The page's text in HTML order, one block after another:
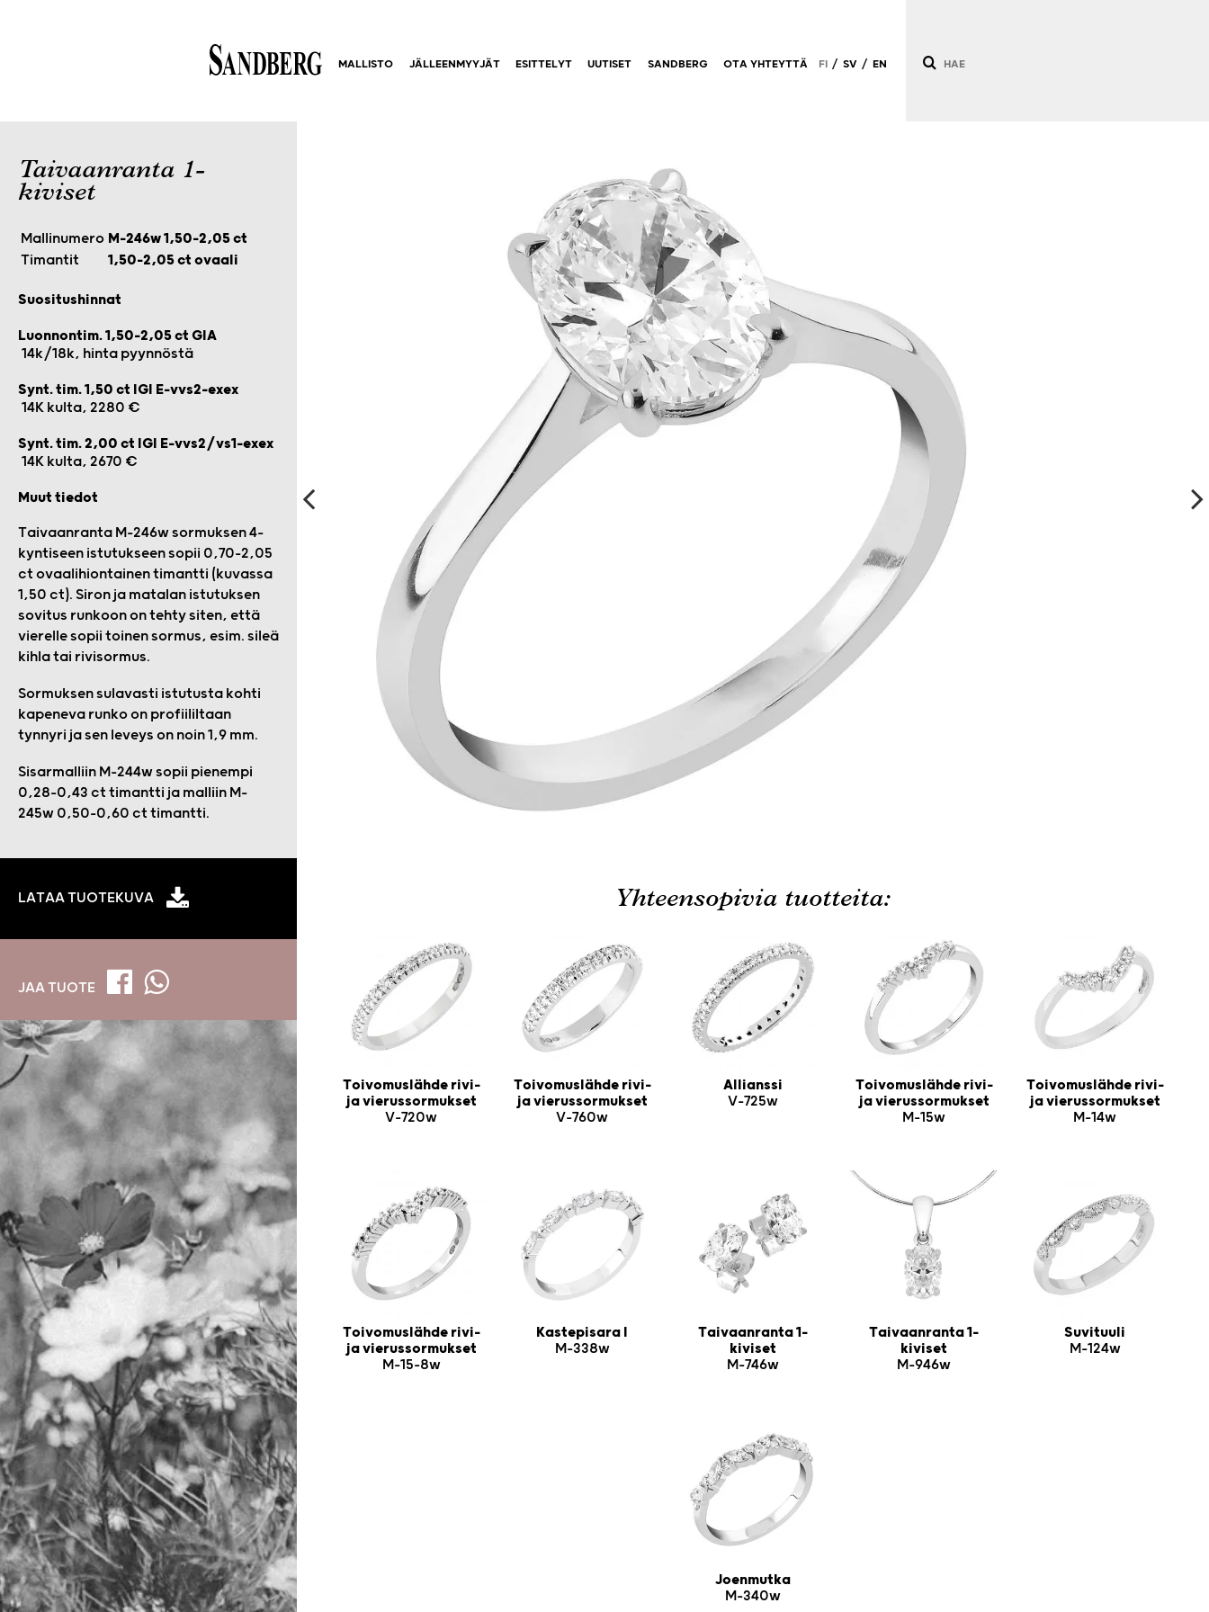
Taivaanranta 1-
kiviset
Mallinumero M-246w 1,50-2,05 ct
Timantit
1,50-2,05 ct ovaali
Suositushinnat
Luonnontim. 1,50-2,05 ct GIA
14k/18k, hinta pyynnöstä
Synt. tim. 1,50 ct IGI E-vvs2-exex
14K kulta, 2280 €
Synt. tim. 2,00 ct IGI E-vvs2/vs1-exex
14K kulta, 2670 €
Muut tiedot
Taivaanranta M-246w sormuksen 4-
kyntiseen istutukseen sopii 0,70-2,05
ct ovaalihiontainen timantti (kuvassa
1,50 ct). Siron ja matalan istutuksen
sovitus runkoon on tehty siten, että
vierelle sopii toinen sormus, esim. sileä
kihla tai rivisormus.
Sormuksen sulavasti istutusta kohti
kapeneva runko on profiililtaan
tynnyri ja sen leveys on noin 1,9 mm.
Sisarmalliin M-244w sopii pienempi
0,28-0,43 ct timantti ja malliin M-
245w 0,50-0,60 ct timantti.
LATAA TUOTEKUVA
JAA TUOTE
Yhteensopivia tuotteita:
Toivomuslähde rivi-
ja vierussormukset
V-720w
Toivomuslähde rivi-
ja vierussormukset
V-760w
Allianssi
V-725w
Toivomuslähde rivi-
ja vierussormukset
M-15w
Toivomuslähde rivi-
ja vierussormukset
M-14w
Toivomuslähde rivi-
ja vierussormukset
M-15-8w
Kastepisara I
M-338w
Taivaanranta 1-
kiviset
M-746w
Taivaanranta 1-
kiviset
M-946w
Suvituuli
M-124w
Joenmutka
M-340w
MALLISTO JÄLLEENMYYJÄT ESITTELYT UUTISET SANDBERG OTA YHTEYTTÄ FI / SV / EN